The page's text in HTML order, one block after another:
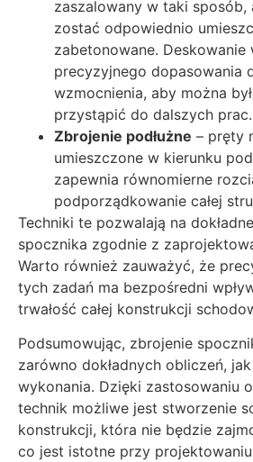
zaszalowany w taki sposób,
zostać odpowiednio
zabetonowane. Deskowanie
precyzyjnego dopasowania
wzmocnienia, aby można
przystąpić do dalszych prac.
Zbrojenie podłużne – pręty
umieszczone w kierunku
zapewnia równomierne
podporządkowanie całej
Techniki te pozwalają na
spocznika zgodnie z
Warto również zauważyć, że
tych zadań ma bezpośredni
trwałość całej konstrukcji
Podsumowując, zbrojenie
zarówno dokładnych obliczeń,
wykonania. Dzięki zastosowaniu
technik możliwe jest stworzenie
konstrukcji, która nie będzie
co jest istotne przy